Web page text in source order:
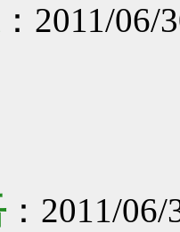
：2011/
：2011/06/